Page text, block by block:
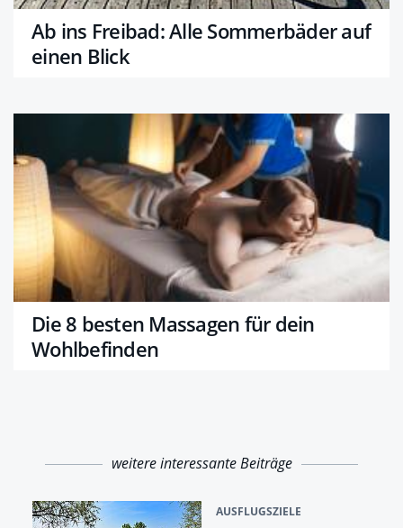
Ab ins Freibad: Alle Sommerbäder auf
einen Blick
Die 8 besten Massagen für dein
Wohlbefinden
weitere interessante Beiträge
AUSFLUGSZIELE